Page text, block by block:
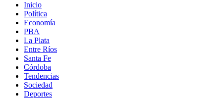
Inicio
Política
Economía
PBA
La Plata
Entre Ríos
Santa Fe
Córdoba
Tendencias
Sociedad
Deportes